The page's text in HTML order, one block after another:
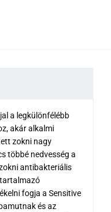
a legkülönfélébb
akár alkalmi
zokni nagy
többé nedvesség a
antibakteriális
fogja a Sensitive
és az